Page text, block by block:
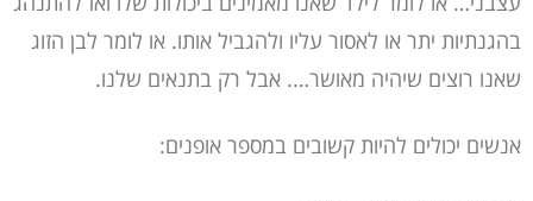
בהגנתיות יתר או לאסור עליו ולהגביל אותו. או לומר לבן הזוג
שאנו רוצים שיהיה מאושר…. אבל רק בתנאים שלנו.
אנשים יכולים להיות קשובים במספר אופנים: